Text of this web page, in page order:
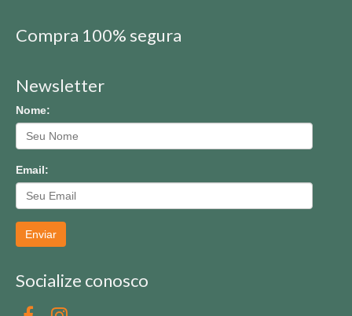
Compra 100% segura
Newsletter
Nome:
Email:
Enviar
Socialize conosco